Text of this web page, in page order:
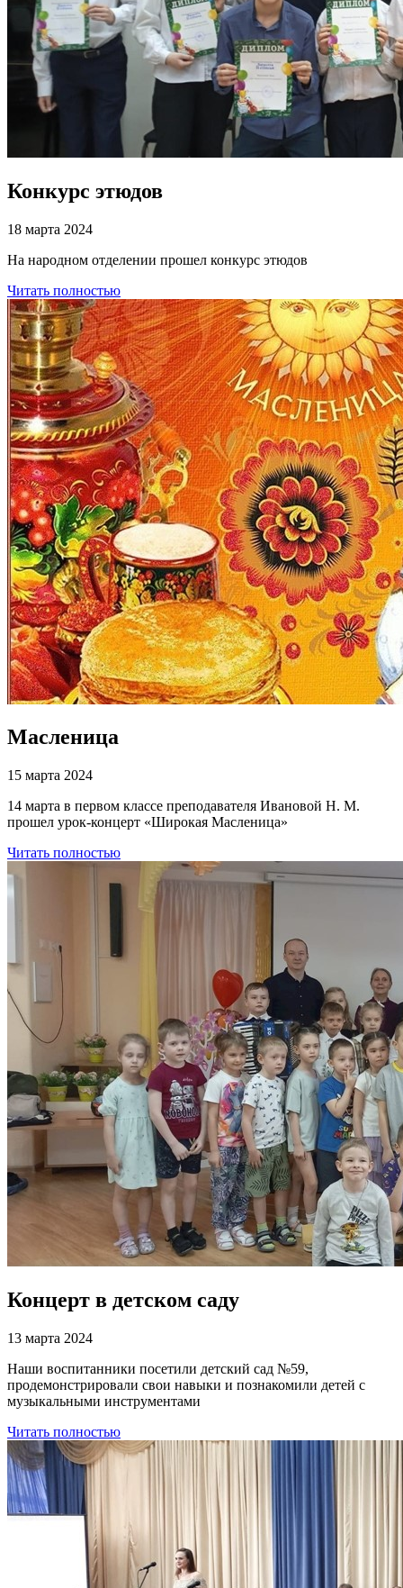
Конкурс этюдов
18 марта 2024
На народном отделении прошел конкурс этюдов
Читать полностью
Масленица
15 марта 2024
14 марта в первом классе преподавателя Ивановой Н. М.
прошел урок-концерт «Широкая Масленица»
Читать полностью
Концерт в детском саду
13 марта 2024
Наши воспитанники посетили детский сад №59,
продемонстрировали свои навыки и познакомили детей с
музыкальными инструментами
Читать полностью